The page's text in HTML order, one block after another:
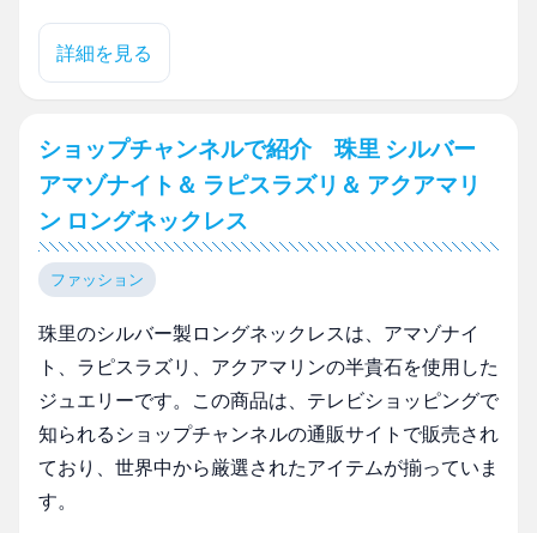
詳細を見る
ショップチャンネルで紹介 珠里 シルバー
アマゾナイト＆ ラピスラズリ＆ アクアマリ
ン ロングネックレス
ファッション
珠里のシルバー製ロングネックレスは、アマゾナイ
ト、ラピスラズリ、アクアマリンの半貴石を使用した
ジュエリーです。この商品は、テレビショッピングで
知られるショップチャンネルの通販サイトで販売され
ており、世界中から厳選されたアイテムが揃っていま
す。